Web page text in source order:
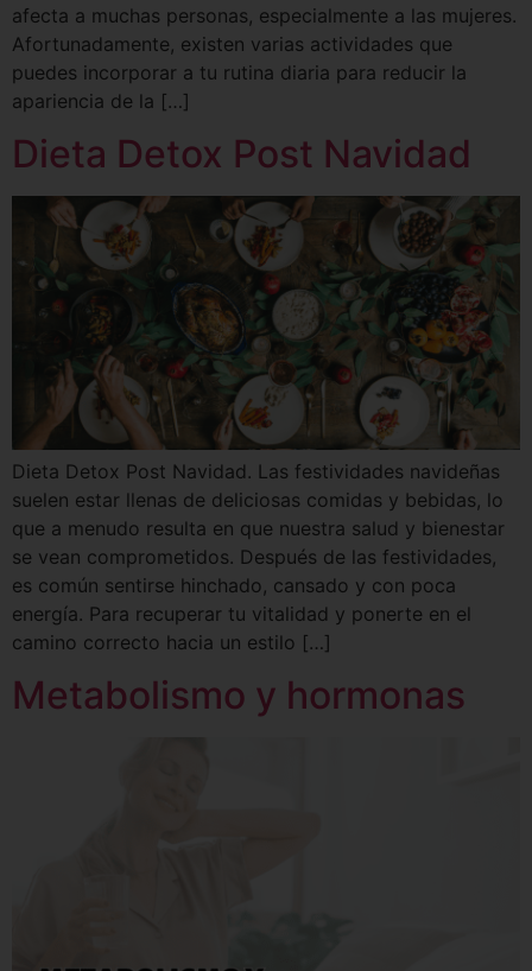
afecta a muchas personas, especialmente a las mujeres.
Afortunadamente, existen varias actividades que
puedes incorporar a tu rutina diaria para reducir la
apariencia de la […]
Dieta Detox Post Navidad
Dieta Detox Post Navidad. Las festividades navideñas
suelen estar llenas de deliciosas comidas y bebidas, lo
que a menudo resulta en que nuestra salud y bienestar
se vean comprometidos. Después de las festividades,
es común sentirse hinchado, cansado y con poca
energía. Para recuperar tu vitalidad y ponerte en el
camino correcto hacia un estilo […]
Metabolismo y hormonas